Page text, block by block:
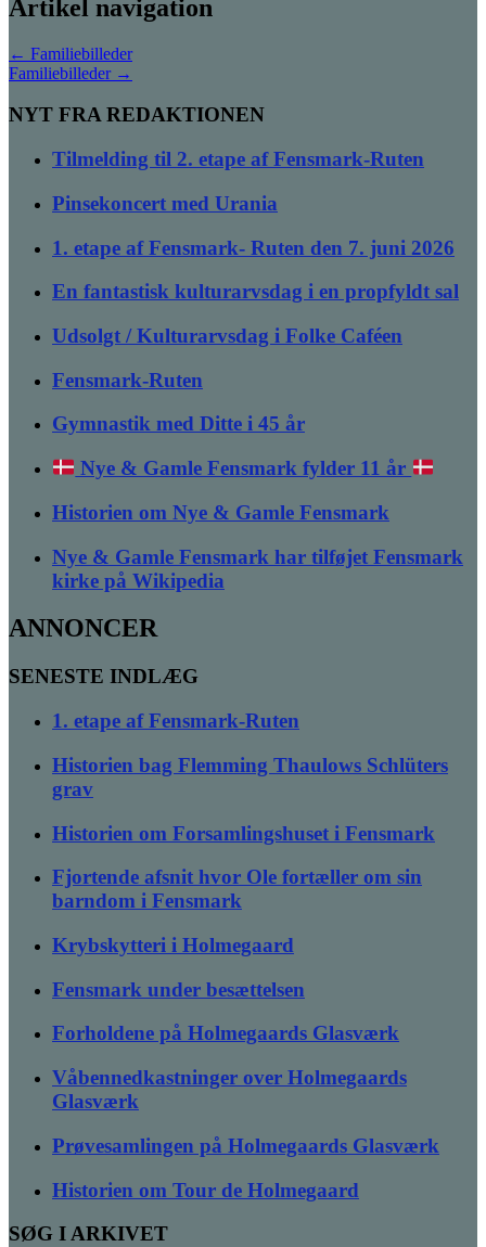
Artikel navigation
← Familiebilleder
Familiebilleder →
NYT FRA REDAKTIONEN
Tilmelding til 2. etape af Fensmark-Ruten
Pinsekoncert med Urania
1. etape af Fensmark- Ruten den 7. juni 2026
En fantastisk kulturarvsdag i en propfyldt sal
Udsolgt / Kulturarvsdag i Folke Caféen
Fensmark-Ruten
Gymnastik med Ditte i 45 år
Nye & Gamle Fensmark fylder 11 år
Historien om Nye & Gamle Fensmark
Nye & Gamle Fensmark har tilføjet Fensmark
kirke på Wikipedia
ANNONCER
SENESTE INDLÆG
1. etape af Fensmark-Ruten
Historien bag Flemming Thaulows Schlüters
grav
Historien om Forsamlingshuset i Fensmark
Fjortende afsnit hvor Ole fortæller om sin
barndom i Fensmark
Krybskytteri i Holmegaard
Fensmark under besættelsen
Forholdene på Holmegaards Glasværk
Våbennedkastninger over Holmegaards
Glasværk
Prøvesamlingen på Holmegaards Glasværk
Historien om Tour de Holmegaard
SØG I ARKIVET